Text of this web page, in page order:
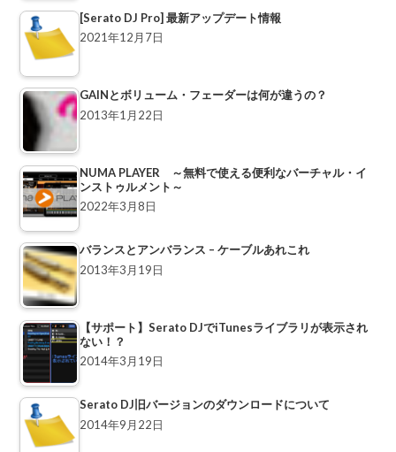
[Serato DJ Pro] 最新アップデート情報
2021年12月7日
GAINとボリューム・フェーダーは何が違うの？
2013年1月22日
NUMA PLAYER ～無料で使える便利なバーチャル・イ
ンストゥルメント～
2022年3月8日
バランスとアンバランス – ケーブルあれこれ
2013年3月19日
【サポート】Serato DJでiTunesライブラリが表示され
ない！？
2014年3月19日
Serato DJ旧バージョンのダウンロードについて
2014年9月22日